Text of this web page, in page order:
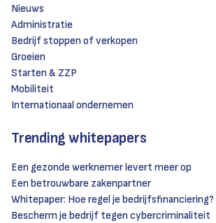
Nieuws
Administratie
Bedrijf stoppen of verkopen
Groeien
Starten & ZZP
Mobiliteit
Internationaal ondernemen
Trending whitepapers
Een gezonde werknemer levert meer op
Een betrouwbare zakenpartner
Whitepaper: Hoe regel je bedrijfsfinanciering?
Bescherm je bedrijf tegen cybercriminaliteit